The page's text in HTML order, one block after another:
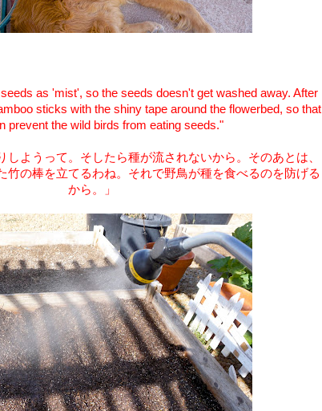
as 'mist', so the seeds doesn't get washed away. After
sticks with the shiny tape around the flowerbed, so that
prevent the wild birds from eating seeds."
しようって。そしたら種が流されないから。そのあとは、
竹の棒を立てるわね。それで野鳥が種を食べるのを防げる
から。」